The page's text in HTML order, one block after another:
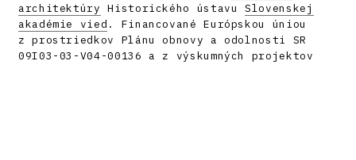
architektúry Historického ústavuSlovenskej
akadémie vied . Financované Európskou úniou
z prostriedkov Plánu obnovy a odolnosti SR
09I03-03-V04-00136 a z výskumných projektov